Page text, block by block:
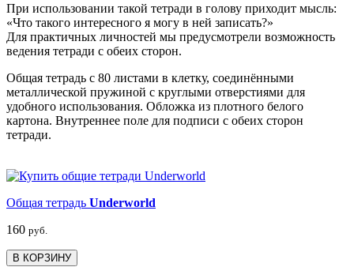
При использовании такой тетради в голову приходит мысль:
«Что такого интересного я могу в ней записать?»
Для практичных личностей мы предусмотрели возможность
ведения тетради с обеих сторон.
Общая тетрадь с 80 листами в клетку, соединёнными
металлической пружиной с круглыми отверстиями для
удобного использования. Обложка из плотного белого
картона. Внутреннее поле для подписи с обеих сторон
тетради.
Общая тетрадь Underworld
160 руб.
В КОРЗИНУ